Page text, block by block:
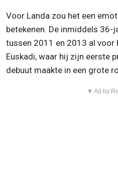
Voor Landa zou het een
betekenen. De inmiddels 36-
tussen 2011 en 2013 al voor
Euskadi, waar hij zijn eerste
debuut maakte in een grote
▼ Ad by